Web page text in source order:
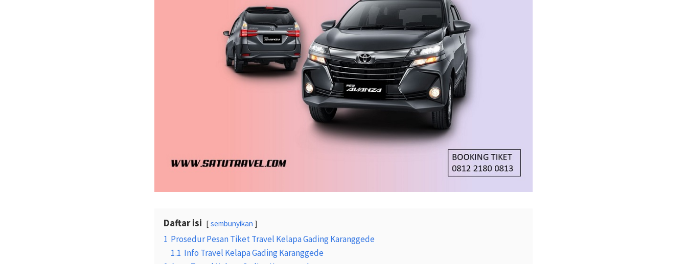
Daftar isi sembunyikan
1 Prosedur Pesan Tiket Travel Kelapa Gading Karanggede
1.1 Info Travel Kelapa Gading Karanggede